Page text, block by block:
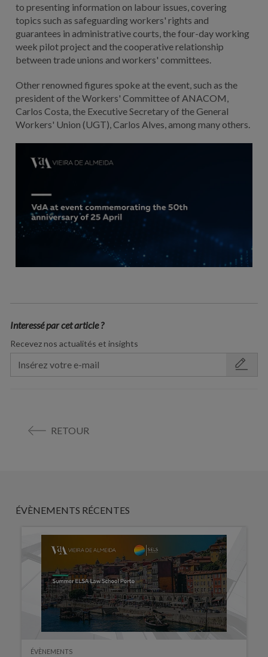
to presenting information on labour issues, covering
topics such as safeguarding workers' rights and
guarantees in administrative courts, the four-day working
week pilot project and the cooperative relationship
between trade unions and workers' committees.
Other renowned figures spoke at the event, such as the
president of the Workers' Committee of ANACOM,
Carlos Costa, the Executive Secretary of the General
Workers' Union (UGT), Carlos Alves, among many others.
Interessé par cet article ?
Recevez nos actualités et insights
RETOUR
ÉVÈNEMENTS RÉCENTES
ÉVÈNEMENTS